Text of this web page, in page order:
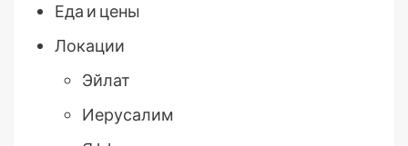
Еда и цены
Локации
Эйлат
Иерусалим